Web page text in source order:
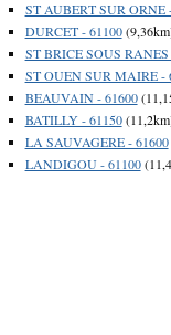
ST AUBERT SUR ORNE
DURCET - 61100
ST BRICE SOUS RANES
ST OUEN SUR MAIRE -
BEAUVAIN - 61600
BATILLY - 61150
LA SAUVAGERE - 61600
LANDIGOU - 61100